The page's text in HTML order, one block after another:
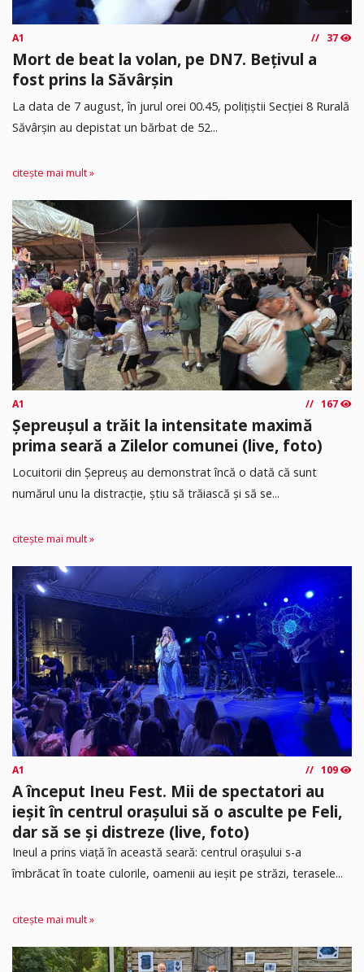
A1 37
Mort de beat la volan, pe DN7. Bețivul a
fost prins la Săvârșin
​La data de 7 august, în jurul orei 00.45, polițiștii Secției 8 Rurală
Săvârșin au depistat un bărbat de 52...
citește mai mult »
A1 167
Șepreușul a trăit la intensitate maximă
prima seară a Zilelor comunei (live, foto)
Locuitorii din Șepreuș au demonstrat încă o dată că sunt
numărul unu la distracție, știu să trăiască și să se...
citește mai mult »
A1 109
A început Ineu Fest. Mii de spectatori au
ieșit în centrul orașului să o asculte pe Feli,
dar să se și distreze (live, foto)
Ineul a prins viață în această seară: centrul orașului s-a
îmbrăcat în toate culorile, oamenii au ieșit pe străzi, terasele...
citește mai mult »